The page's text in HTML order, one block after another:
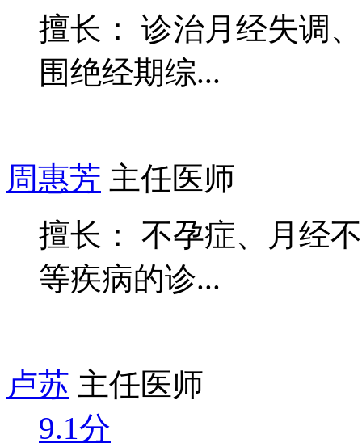
擅长： 诊治月经失调
围绝经期综...
周惠芳 主任医师
擅长： 不孕症、月经
等疾病的诊...
卢苏 主任医师
9.1分